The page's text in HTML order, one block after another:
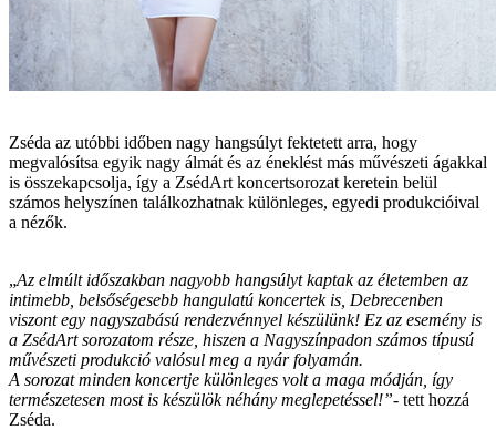
Zséda az utóbbi időben nagy hangsúlyt fektetett arra, hogy
megvalósítsa egyik nagy álmát és az éneklést más művészeti ágakkal
is összekapcsolja, így a ZsédArt koncertsorozat keretein belül
számos helyszínen találkozhatnak különleges, egyedi produkcióival
a nézők.
„Az elmúlt időszakban nagyobb hangsúlyt kaptak az életemben az
intimebb, belsőségesebb hangulatú koncertek is, Debrecenben
viszont egy nagyszabású rendezvénnyel készülünk! Ez az esemény is
a ZsédArt sorozatom része, hiszen a Nagyszínpadon számos típusú
művészeti produkció valósul meg a nyár folyamán.
A sorozat minden koncertje különleges volt a maga módján, így
természetesen most is készülök néhány meglepetéssel!”- tett hozzá
Zséda.